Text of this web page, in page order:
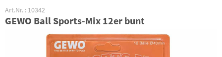
Art.Nr. : 10342
GEWO Ball Sports-Mix 12er bunt